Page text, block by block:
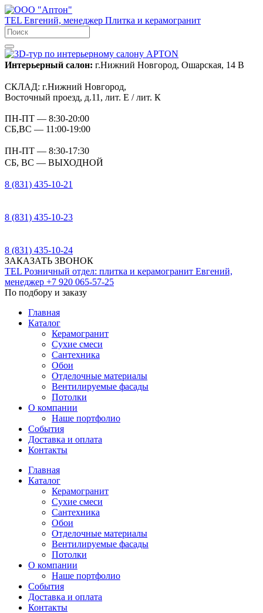
TEL Евгений, менеджер Плитка и керамогранит
Интерьерный салон: г.Нижний Новгород, Ошарская, 14 В
СКЛАД: г.Нижний Новгород,
Восточный проезд, д.11, лит. Е / лит. К
ПН-ПТ — 8:30-20:00
СБ,ВС — 11:00-19:00
ПН-ПТ — 8:30-17:30
СБ, ВС — ВЫХОДНОЙ
8 (831) 435-10-21
8 (831) 435-10-23
8 (831) 435-10-24
ЗАКАЗАТЬ ЗВОНОК
TEL Розничный отдел: плитка и керамогранит Евгений,
менеджер +7 920 065-57-25
По подбору и заказу
Главная
Каталог
Керамогранит
Сухие смеси
Сантехника
Обои
Отделочные материалы
Вентилируемые фасады
Потолки
О компании
Наше портфолио
События
Доставка и оплата
Контакты
Главная
Каталог
Керамогранит
Сухие смеси
Сантехника
Обои
Отделочные материалы
Вентилируемые фасады
Потолки
О компании
Наше портфолио
События
Доставка и оплата
Контакты